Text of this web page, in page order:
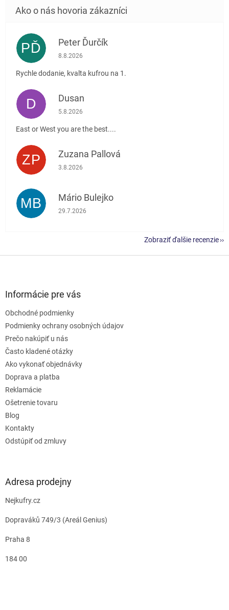
PĎ Peter Ďurčík
Hodnotenie obchodu je 5 z 5 hviezdičiek.
8.8.2026
Rychle dodanie, kvalta kufrou na 1.
D Dusan
Hodnotenie obchodu je 5 z 5 hviezdičiek.
5.8.2026
East or West you are the best....
ZP Zuzana Pallová
Hodnotenie obchodu je 5 z 5 hviezdičiek.
3.8.2026
MB Mário Bulejko
Hodnotenie obchodu je 5 z 5 hviezdičiek.
29.7.2026
Zobraziť ďalšie recenzie
Informácie pre vás
Obchodné podmienky
Podmienky ochrany osobných údajov
Prečo nakúpiť u nás
Často kladené otázky
Ako vykonať objednávky
Doprava a platba
Reklamácie
Ošetrenie tovaru
Blog
Kontakty
Odstúpiť od zmluvy
Adresa prodejny
Nejkufry.cz
Dopraváků 749/3 (Areál Genius)
Praha 8
184 00